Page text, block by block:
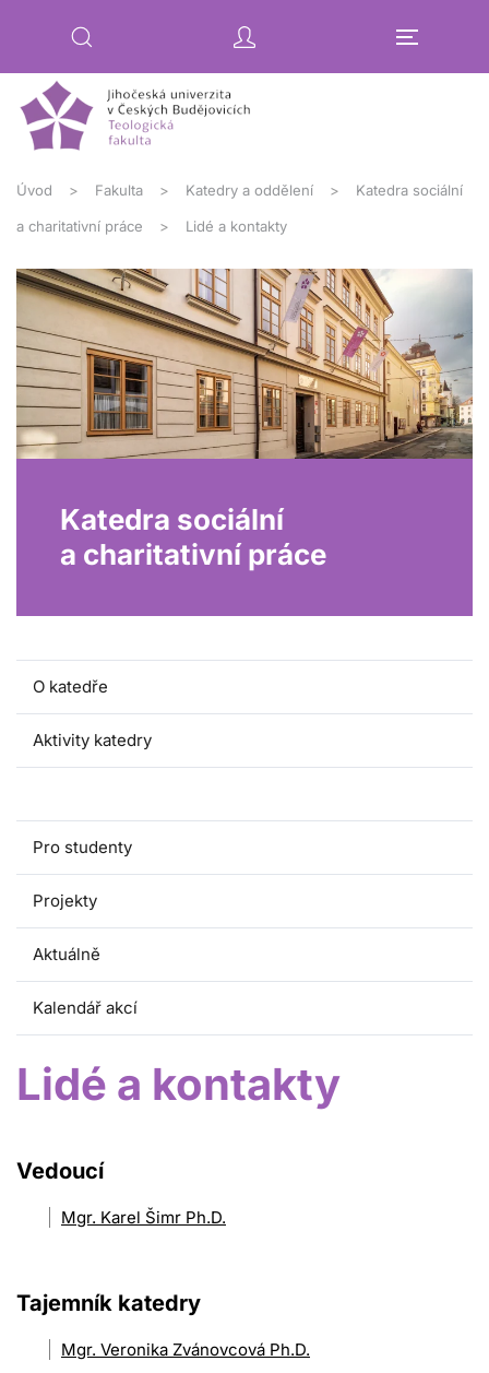
Úvod Fakulta Katedry a oddělení Katedra sociální
a charitativní práce Lidé a kontakty
Katedra sociální
a charitativní práce
O katedře
Aktivity katedry
Pro studenty
Projekty
Aktuálně
Kalendář akcí
Lidé a kontakty
Vedoucí
Mgr. Karel Šimr Ph.D.
Tajemník katedry
Mgr. Veronika Zvánovcová Ph.D.